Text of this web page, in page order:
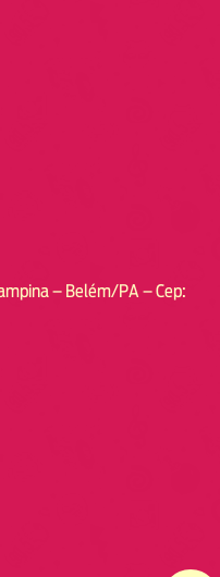
– Belém/PA – Cep: